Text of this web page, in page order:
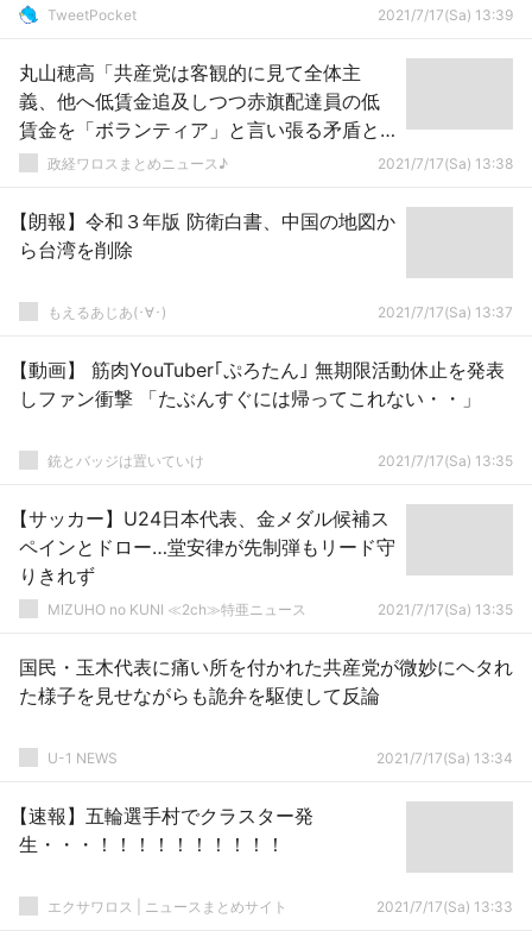
TweetPocket 2021/7/17(Sa) 13:39
丸山穂高「共産党は客観的に見て全体主
義、他へ低賃金追及しつつ赤旗配達員の低
賃金を「ボランティア」と言い張る矛盾と
かね…」
政経ワロスまとめニュース♪ 2021/7/17(Sa) 13:38
【朗報】令和３年版 防衛白書、中国の地図か
ら台湾を削除
もえるあじあ(･∀･) 2021/7/17(Sa) 13:37
【動画】 筋肉YouTuber｢ぷろたん｣ 無期限活動休止を発表
しファン衝撃 「たぶんすぐには帰ってこれない・・」
銃とバッジは置いていけ 2021/7/17(Sa) 13:35
【サッカー】U24日本代表、金メダル候補ス
ペインとドロー…堂安律が先制弾もリード守
りきれず
MIZUHO no KUNI ≪2ch≫特亜ニュース 2021/7/17(Sa) 13:35
国民・玉木代表に痛い所を付かれた共産党が微妙にヘタれ
た様子を見せながらも詭弁を駆使して反論
U-1 NEWS 2021/7/17(Sa) 13:34
【速報】五輪選手村でクラスター発
生・・・！！！！！！！！！！
エクサワロス | ニュースまとめサイト 2021/7/17(Sa) 13:33